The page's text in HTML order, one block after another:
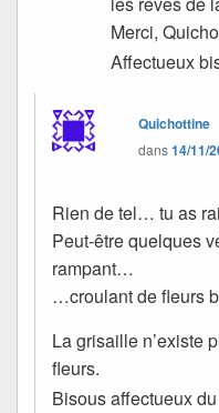
Merci,
Affectueux
Quichottine
dans14/11/
Rien de tel… tu as
Peut-être quelques
rampant…
…croulant de fleurs
La grisaille n’existe
fleurs.
Bisous affectueux